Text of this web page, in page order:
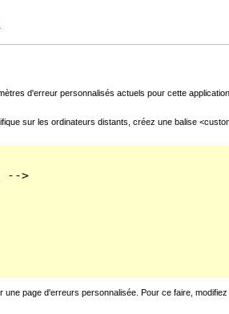
d'erreur personnalisés actuels pour cette
sur les ordinateurs distants, créez une balise
-->
page d'erreurs personnalisée. Pour ce faire,